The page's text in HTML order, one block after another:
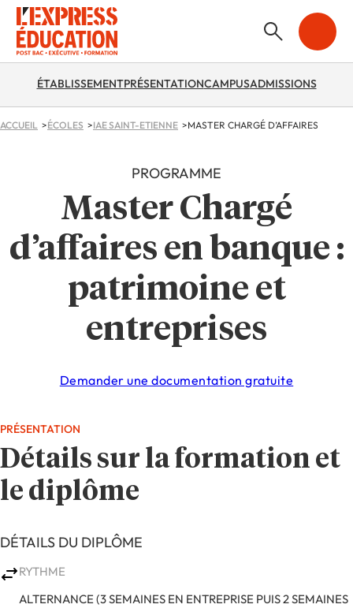
ÉTABLISSEMENTPRÉSENTATIONCAMPUSADMISSIONS
ACCUEIL ÉCOLES IAE SAINT-ETIENNE
PROGRAMME
Master Chargé
d’affaires en banque :
patrimoine et
entreprises
Demander une documentation gratuite
PRÉSENTATION
Détails sur la formation et
le diplôme
DÉTAILS DU DIPLÔME
RYTHME
ALTERNANCE (3 SEMAINES EN ENTREPRISE PUIS 2 SEMAINES